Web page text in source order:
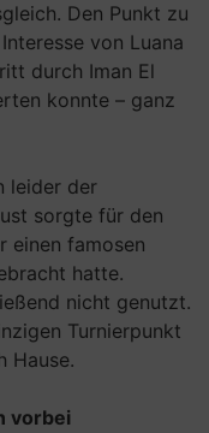
Den Punkt zu
von Luana
durch Iman El
konnte – ganz
leider der
sorgte für den
einen famosen
hatte.
nicht genutzt.
Turnierpunkt
Hause.
vorbei